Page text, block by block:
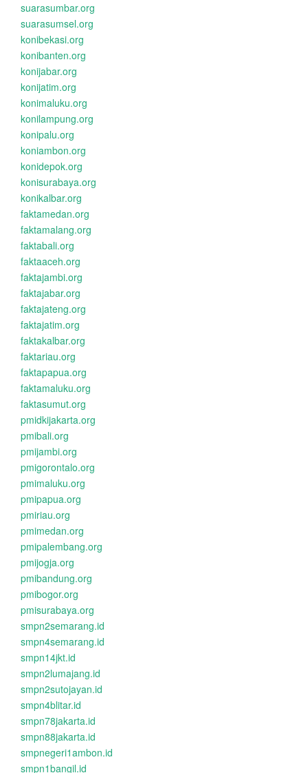
suarasumbar.org
suarasumsel.org
konibekasi.org
konibanten.org
konijabar.org
konijatim.org
konimaluku.org
konilampung.org
konipalu.org
koniambon.org
konidepok.org
konisurabaya.org
konikalbar.org
faktamedan.org
faktamalang.org
faktabali.org
faktaaceh.org
faktajambi.org
faktajabar.org
faktajateng.org
faktajatim.org
faktakalbar.org
faktariau.org
faktapapua.org
faktamaluku.org
faktasumut.org
pmidkijakarta.org
pmibali.org
pmijambi.org
pmigorontalo.org
pmimaluku.org
pmipapua.org
pmiriau.org
pmimedan.org
pmipalembang.org
pmijogja.org
pmibandung.org
pmibogor.org
pmisurabaya.org
smpn2semarang.id
smpn4semarang.id
smpn14jkt.id
smpn2lumajang.id
smpn2sutojayan.id
smpn4blitar.id
smpn78jakarta.id
smpn88jakarta.id
smpnegeri1ambon.id
smpn1bangil.id